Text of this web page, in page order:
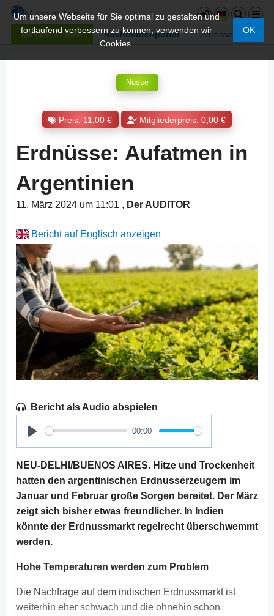
Mitglied werden Nachrichtenportal Adressen
Um unsere Webseite für Sie optimal zu gestalten und
fortlaufend verbessern zu können, verwenden wir
Cookies.
OK
Nüsse
Preis: 11,00 € Mitgliederpreis: 0,00 €
Erdnüsse: Aufatmen in
Argentinien
11. März 2024 um 11:01 , Der AUDITOR
Bericht auf Englisch anzeigen
Bericht als Audio abspielen
Play
00:00
NEU-DELHI/BUENOS AIRES. Hitze und Trockenheit
hatten den argentinischen Erdnusserzeugern im
Januar und Februar große Sorgen bereitet. Der März
zeigt sich bisher etwas freundlicher. In Indien
könnte der Erdnussmarkt regelrecht überschwemmt
werden.
Hohe Temperaturen werden zum Problem
Die Nachfrage auf dem indischen Erdnussmarkt ist
weiterhin eher schwach und die ohnehin schon